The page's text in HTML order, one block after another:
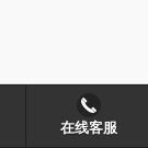
在线客服